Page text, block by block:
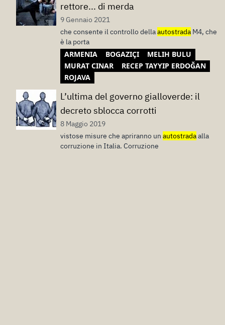
rettore... di merda
9 Gennaio 2021
che consente il controllo dellaautostrada M4, che
è la porta
ARMENIA BOGAZIÇI
MELIH BULU
MURAT CINAR
RECEP TAYYIP ERDOĞAN
ROJAVA
L’ultima del governo gialloverde: il
decreto sblocca corrotti
8 Maggio 2019
vistose misure che apriranno un autostradaalla
corruzione in Italia. Corruzione